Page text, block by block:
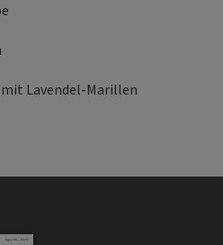
Lavendel-Marillen